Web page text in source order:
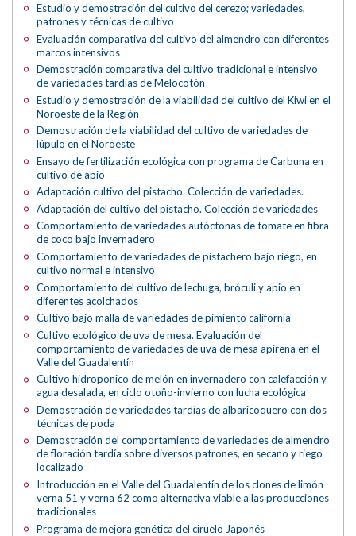
Estudio y demostración del cultivo del cerezo; variedades,
patrones y técnicas de cultivo
Evaluación comparativa del cultivo del almendro con diferentes
marcos intensivos
Demostración comparativa del cultivo tradicional e intensivo
de variedades tardías de Melocotón
Estudio y demostración de la viabilidad del cultivo del Kiwi en el
Noroeste de la Región
Demostración de la viabilidad del cultivo de variedades de
lúpulo en el Noroeste
Ensayo de fertilización ecológica con programa de Carbuna en
cultivo de apio
Adaptación cultivo del pistacho. Colección de variedades.
Adaptación del cultivo del pistacho. Colección de variedades
Comportamiento de variedades autóctonas de tomate en fibra
de coco bajo invernadero
Comportamiento de variedades de pistachero bajo riego, en
cultivo normal e intensivo
Comportamiento del cultivo de lechuga, bróculi y apio en
diferentes acolchados
Cultivo bajo malla de variedades de pimiento california
Cultivo ecológico de uva de mesa. Evaluación del
comportamiento de variedades de uva de mesa apirena en el
Valle del Guadalentín
Cultivo hidroponico de melón en invernadero con calefacción y
agua desalada, en ciclo otoño-invierno con lucha ecológica
Demostración de variedades tardías de albaricoquero con dos
técnicas de poda
Demostración del comportamiento de variedades de almendro
de floración tardía sobre diversos patrones, en secano y riego
localizado
Introducción en el Valle del Guadalentín de los clones de limón
verna 51 y verna 62 como alternativa viable a las producciones
tradicionales
Programa de mejora genética del ciruelo Japonés